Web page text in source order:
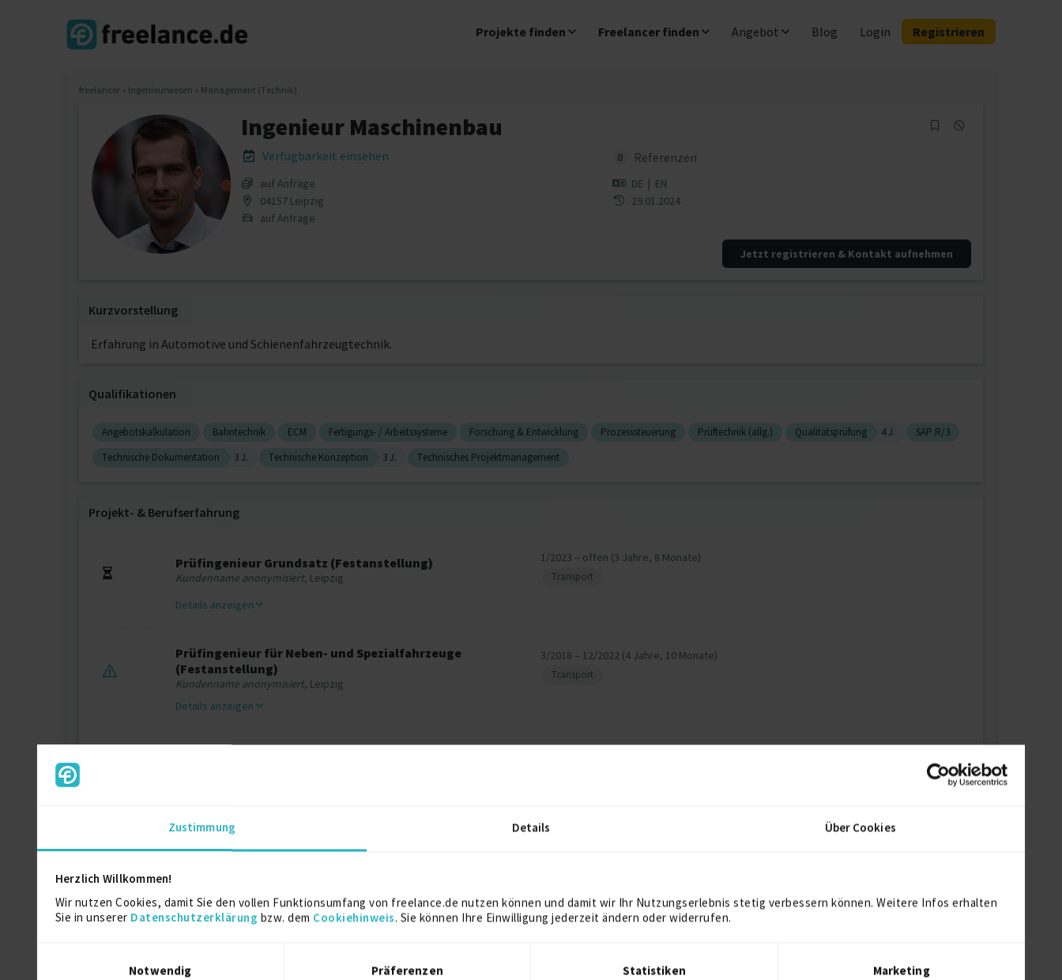
Zustimmung Details Über Cookies
Herzlich Willkommen!
Wir nutzen Cookies, damit Sie den vollen Funktionsumfang von freelance.de nutzen können und damit wir Ihr Nutzungserlebnis stetig verbessern können. Weitere Infos erhalten
Sie in unserer Datenschutzerklärung bzw. dem Cookiehinweis. Sie können Ihre Einwilligung jederzeit ändern oder widerrufen.
Notwendig
Präferenzen Statistiken Marketing
Projekte finden Freelancer finden Angebot Blog Login Registrieren
freelancer » Ingenieurwesen » Management (Technik)
Ingenieur Maschinenbau
Verfügbarkeit einsehen 0 Referenzen
auf Anfrage
04157 Leipzig
auf Anfrage
DE | EN
29.01.2024
Jetzt registrieren & Kontakt aufnehmen
Kurzvorstellung
Erfahrung in Automotive und Schienenfahrzeugtechnik.
Qualifikationen
Angebotskalkulation Bahntechnik ECM Fertigungs- / Arbeitssysteme Forschung & Entwicklung Prozesssteuerung Prüftechnik (allg.) Qualitätsprüfung 4 J.
SAP R/3
Technische Dokumentation
3 J. Technische Konzeption 3 J. Technisches Projektmanagement
Projekt‐ & Berufserfahrung
Prüfingenieur Grundsatz (Festanstellung)
Kundenname anonymisiert, Leipzig
1/2023 – offen (3 Jahre, 8 Monate)
Transport
Details anzeigen
Prüfingenieur für Neben- und Spezialfahrzeuge
(Festanstellung)
Kundenname anonymisiert, Leipzig
3/2018 – 12/2022 (4 Jahre, 10 Monate)
Transport
Details anzeigen
Ausbildung
Diplom-Ingenieur (FH)